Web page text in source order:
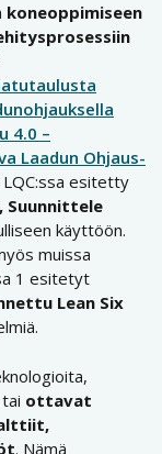
koneoppimiseen
4.0 –
Laadun Ohjaus-
esitetty
Suunnittele
käyttöön.
muissa
1 esitetyt
Lean Six
tai ottavat
. Nämä